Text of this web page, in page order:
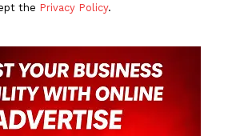
the Privacy Policy.